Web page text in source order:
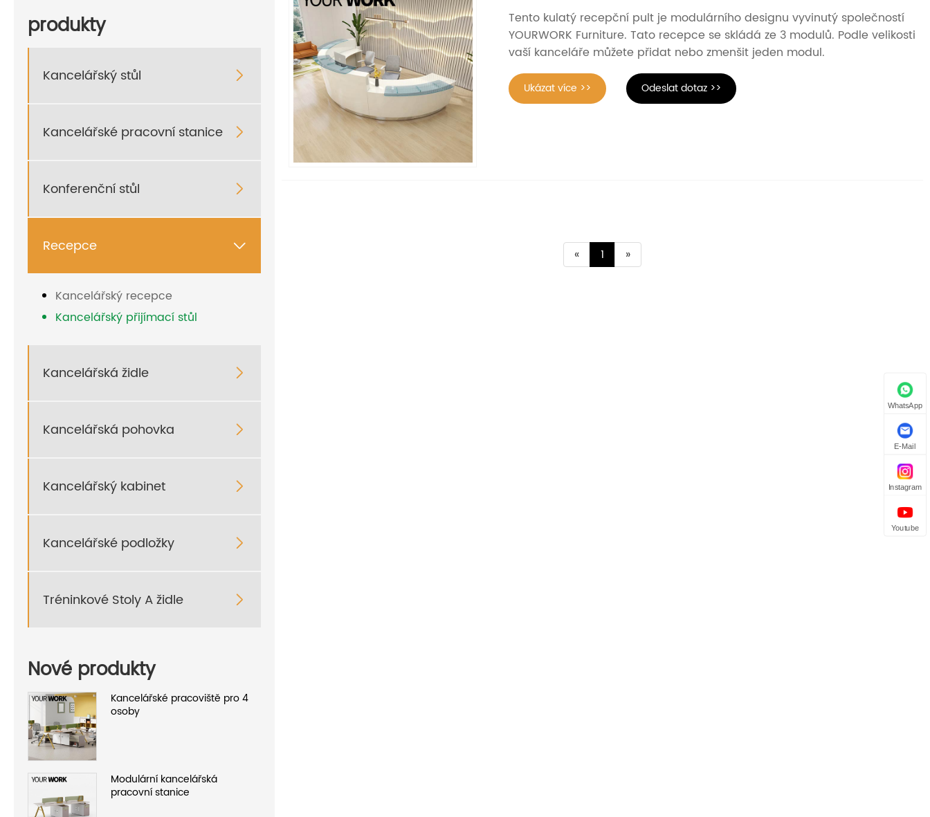
produkty
Kancelářský stůl 
Kancelářské pracovní stanice 
Konferenční stůl 
Recepce 
Kancelářský recepce
Kancelářský přijímací stůl
Kancelářská židle 
Kancelářská pohovka 
Kancelářský kabinet 
Kancelářské podložky 
Tréninkové Stoly A židle 
Nové produkty
Kancelářské pracoviště pro 4
osoby
Modulární kancelářská
pracovní stanice
Tento kulatý recepční pult je modulárního designu vyvinutý společností
YOURWORK Furniture. Tato recepce se skládá ze 3 modulů. Podle velikosti
vaší kanceláře můžete přidat nebo zmenšit jeden modul.
Ukázat více >> Odeslat dotaz >>
« 1 »
WhatsApp
E-Mail
Instagram
Youtube